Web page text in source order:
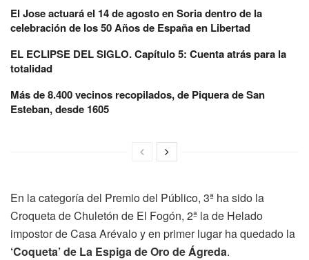
El Jose actuará el 14 de agosto en Soria dentro de la
celebración de los 50 Años de España en Libertad
EL ECLIPSE DEL SIGLO. Capítulo 5: Cuenta atrás para la
totalidad
Más de 8.400 vecinos recopilados, de Piquera de San
Esteban, desde 1605
En la categoría del Premio del Público, 3ª ha sido la
Croqueta de Chuletón de El Fogón, 2ª la de Helado
impostor de Casa Arévalo y en primer lugar ha quedado la
‘Coqueta’ de La Espiga de Oro de Ágreda.